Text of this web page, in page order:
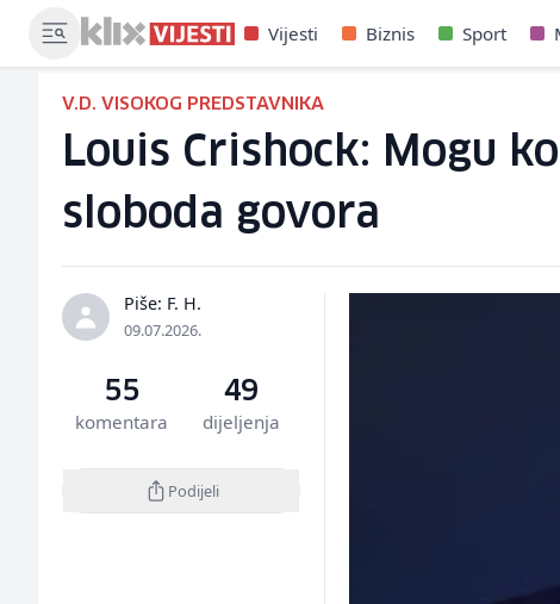
Vijesti Biznis Sport
V.D. VISOKOG PREDSTAVNIKA
Louis Crishock: Mogu
sloboda govora
Piše: F. H.
09.07.2026.
55
komentara
49
dijeljenja
Podijeli